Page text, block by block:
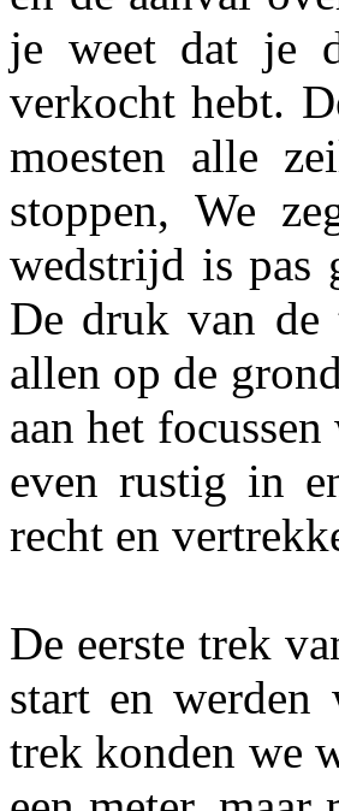
je weet dat je
verkocht hebt.
moesten alle
stoppen, We
wedstrijd is pas
De druk van de
allen op de
aan het
even rustig in
recht en
De eerste trek
start en werden
trek konden we